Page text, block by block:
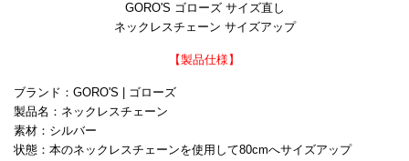
GORO'S ゴローズ サイズ直し
ネックレスチェーン サイズアップ
【製品仕様】
ブランド：GORO'S | ゴローズ
製品名：ネックレスチェーン
素材：シルバー
状態：本のネックレスチェーンを使用して80cmへサイズアップ